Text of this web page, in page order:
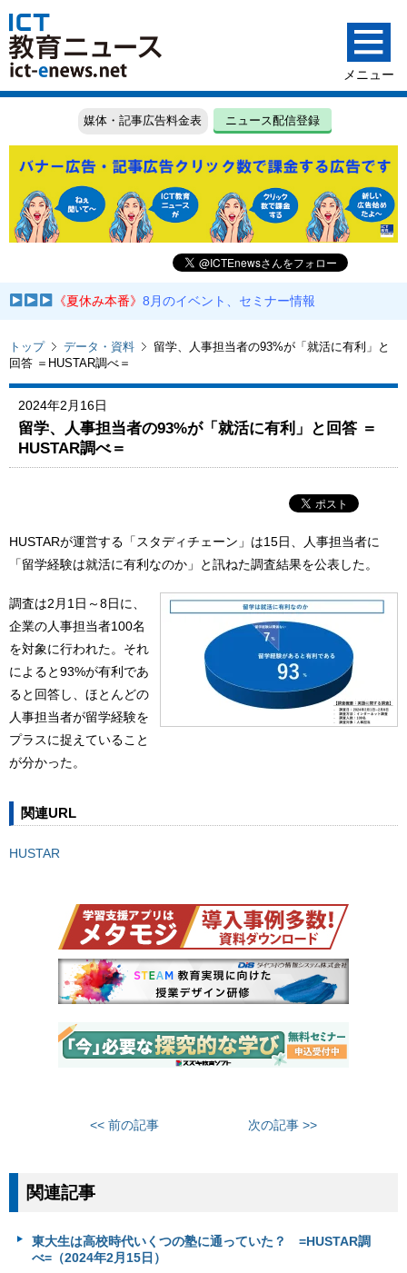
媒体・記事広告料金表 ニュース配信登録
《夏休み本番》8月のイベント、セミナー情報
トップ データ・資料
留学、人事担当者の93%が「就活に有利」と
回答 ＝HUSTAR調べ＝
2024年2月16日
留学、人事担当者の93%が「就活に有利」と回答 ＝
HUSTAR調べ＝
HUSTARが運営する「スタディチェーン」は15日、人事担当者に
「留学経験は就活に有利なのか」と訊ねた調査結果を公表した。
調査は2月1日～8日に、
企業の人事担当者100名
を対象に行われた。それ
によると93%が有利であ
ると回答し、ほとんどの
人事担当者が留学経験を
プラスに捉えていること
が分かった。
関連URL
HUSTAR
<< 前の記事 次の記事 >>
関連記事
東大生は高校時代いくつの塾に通っていた？ =HUSTAR調
べ=（2024年2月15日）